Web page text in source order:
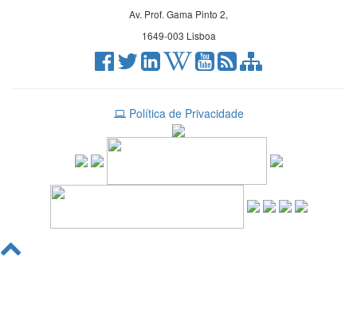
Av. Prof. Gama Pinto 2,
1649-003 Lisboa
Política de Privacidade